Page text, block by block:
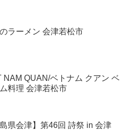
ラーメン 会津若松市
NAM QUAN/ベトナム クアン ベ
ム料理 会津若松市
島県会津】第46回 詩祭 in 会津